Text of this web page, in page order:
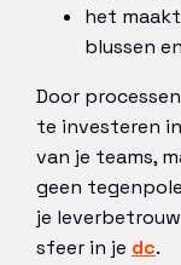
het
blussen
Door
te investeren
van je teams,
geen
je
sfeer in je dc.